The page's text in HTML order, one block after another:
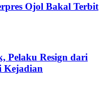
Ojol Bakal Terbit
Pelaku Resign dari
Kejadian